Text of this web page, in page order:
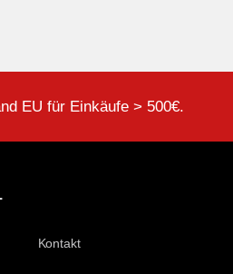
EU für Einkäufe > 500€.
Kontakt